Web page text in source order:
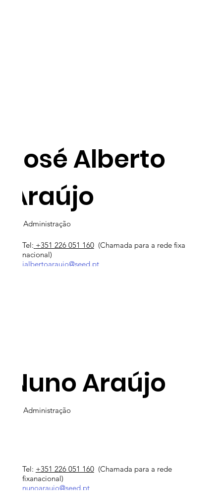
José Alberto
Araújo
Administração
Tel: +351 226 051 160 (Chamada para a rede fixa
nacional)
jalbertoaraujo@seed.pt
Nuno Araújo
Administração
Tel: +351 226 051 160 (Chamada para a rede
fixanacional)
nunoaraujo@seed.pt